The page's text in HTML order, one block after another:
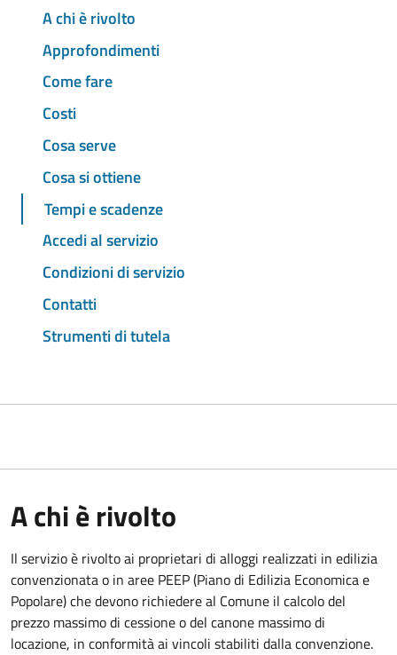
A chi è rivolto
Approfondimenti
Come fare
Costi
Cosa serve
Cosa si ottiene
Tempi e scadenze
Accedi al servizio
Condizioni di servizio
Contatti
Strumenti di tutela
A chi è rivolto
Il servizio è rivolto ai proprietari di alloggi realizzati in edilizia
convenzionata o in aree PEEP (Piano di Edilizia Economica e
Popolare) che devono richiedere al Comune il calcolo del
prezzo massimo di cessione o del canone massimo di
locazione, in conformità ai vincoli stabiliti dalla convenzione.